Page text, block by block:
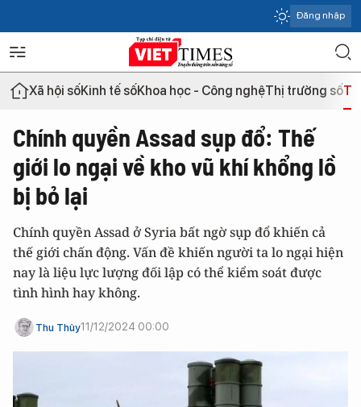
Đăng nhập
Xã hội sốKinh tế sốKhoa học - Công nghệThị trường số
Chính quyền Assad sụp đổ: Thế
giới lo ngại về kho vũ khí khổng lồ
bị bỏ lại
Chính quyền Assad ở Syria bất ngờ sụp đổ khiến cả
thế giới chấn động. Vấn đề khiến người ta lo ngại hiện
nay là liệu lực lượng đối lập có thể kiểm soát được
tình hình hay không.
Thu Thủy11/12/2024 00:00